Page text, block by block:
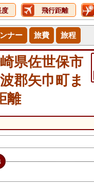
度 飛行距離
ナー 旅費 旅程
県佐世保市
郡矢巾町ま
離